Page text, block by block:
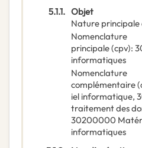
5.1.1. Objet
Nature principale
Nomenclature
principale(cpv):
informatiques
Nomenclature
complémentaire(
iel informatique,
traitement des
30200000
informatiques